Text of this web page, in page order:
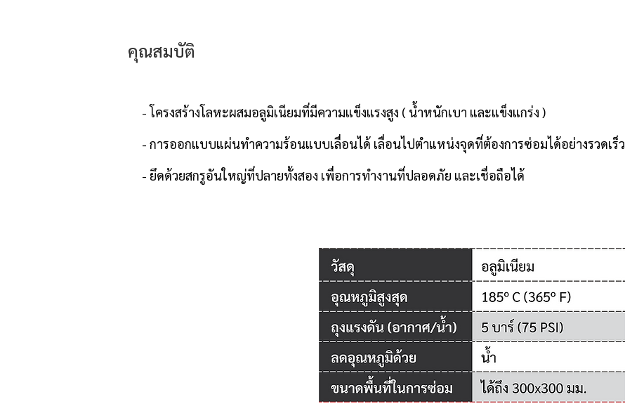
คุณสมบัติ
- โครงสร้างโลหะผสมอลูมิเนียมที่มีความแข็งแรงสูง ( น้ำหนักเบา และแข็งแกร่ง )
- การออกแบบแผ่นทำความร้อนแบบเลื่อนได้ เลื่อนไปตำแหน่งจุดที่ต้องการซ่อมได้อย่างรวดเร็ว
- ยึดด้วยสกรูอันใหญ่ที่ปลายทั้งสอง เพื่อการทำงานที่ปลอดภัย และเชื่อถือได้